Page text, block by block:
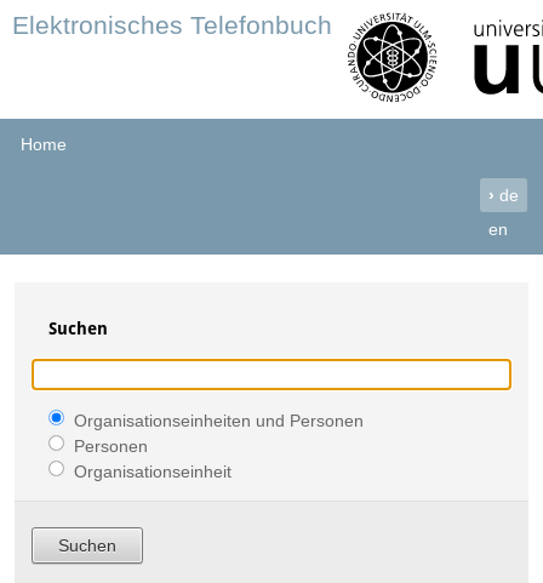
Elektronisches Telefonbuch
Home
› de
en
Suchen
Organisationseinheiten und Personen
Personen
Organisationseinheit